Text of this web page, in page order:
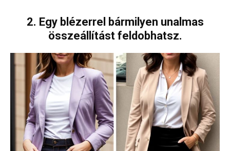
2. Egy blézerrel bármilyen unalmas
összeállítást feldobhatsz.